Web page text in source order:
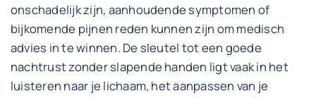
onschadelijk zijn, aanhoudende symptomen of
bijkomende pijnen reden kunnen zijn om medisch
advies in te winnen. De sleutel tot een goede
nachtrust zonder slapende handen ligt vaak in het
luisteren naar je lichaam, het aanpassen van je